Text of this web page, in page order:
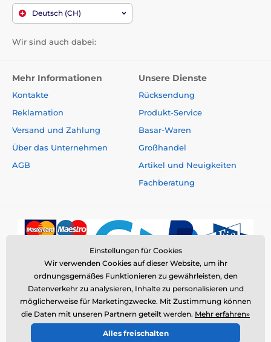
Deutsch (CH)
Wir sind auch dabei:
Mehr Informationen
Kontakte
Reklamation
Versand und Zahlung
Über das Unternehmen
AGB
Unsere Dienste
Rücksendung
Produkt-Service
Basar-Waren
Großhandel
Artikel und Neuigkeiten
Fachberatung
© 2026 www.elektro-halsbander.ch ⦁ E-Shop erstellt von
SIMPLIA.cz
Einstellungen für Cookies
Wir verwenden Cookies auf dieser Website, um ihr
ordnungsgemäßes Funktionieren zu gewährleisten, den
Datenverkehr zu analysieren, Inhalte zu personalisieren und
möglicherweise für Marketingzwecke. Mit Zustimmung können
die Daten mit unseren Partnern geteilt werden. Mehr erfahren»
Alles freischalten